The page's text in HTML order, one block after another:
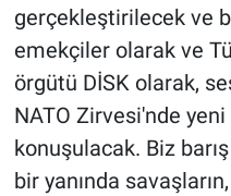
gerçekleştirilecek ve
emekçiler olarak ve
örgütü DİSK olarak,
NATO Zirvesi'nde
konuşulacak. Biz
bir yanında